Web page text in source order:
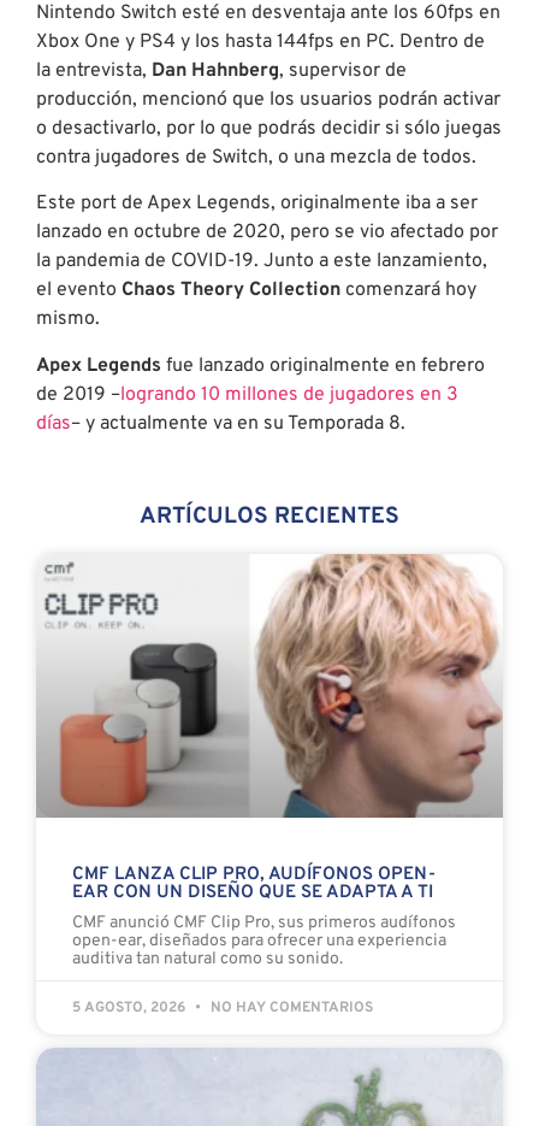
Nintendo Switch esté en desventaja ante los 60fps en
Xbox One y PS4 y los hasta 144fps en PC. Dentro de
la entrevista, Dan Hahnberg, supervisor de
producción, mencionó que los usuarios podrán activar
o desactivarlo, por lo que podrás decidir si sólo juegas
contra jugadores de Switch, o una mezcla de todos.
Este port de Apex Legends, originalmente iba a ser
lanzado en octubre de 2020, pero se vio afectado por
la pandemia de COVID-19. Junto a este lanzamiento,
el evento Chaos Theory Collection comenzará hoy
mismo.
Apex Legends fue lanzado originalmente en febrero
de 2019 –logrando 10 millones de jugadores en 3
días– y actualmente va en su Temporada 8.
ARTÍCULOS RECIENTES
CMF LANZA CLIP PRO, AUDÍFONOS OPEN-
EAR CON UN DISEÑO QUE SE ADAPTA A TI
CMF anunció CMF Clip Pro, sus primeros audífonos
open-ear, diseñados para ofrecer una experiencia
auditiva tan natural como su sonido.
5 AGOSTO, 2026 NO HAY COMENTARIOS